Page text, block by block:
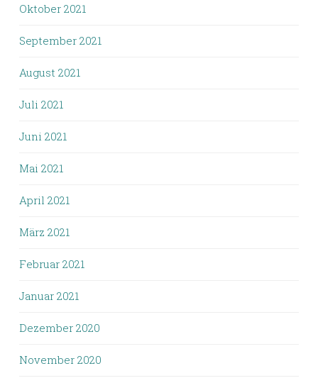
Oktober 2021
September 2021
August 2021
Juli 2021
Juni 2021
Mai 2021
April 2021
März 2021
Februar 2021
Januar 2021
Dezember 2020
November 2020